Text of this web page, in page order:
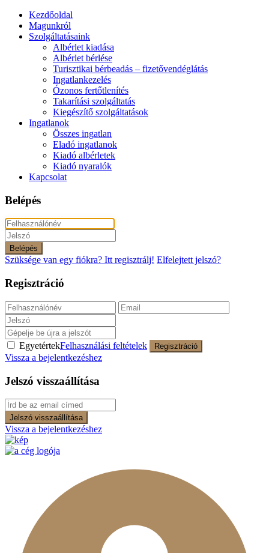
Kezdőoldal
Magunkról
Szolgáltatásaink
Albérlet kiadása
Albérlet bérlése
Turisztikai bérbeadás – fizetővendéglátás
Ingatlankezelés
Ózonos fertőtlenítés
Takarítási szolgáltatás
Kiegészítő szolgáltatások
Ingatlanok
Összes ingatlan
Eladó ingatlanok
Kiadó albérletek
Kiadó nyaralók
Kapcsolat
Belépés
Belépés
Szüksége van egy fiókra? Itt regisztrálj! Elfelejtett jelszó?
Regisztráció
EgyetértekFelhasználási feltételek Regisztráció
Vissza a bejelentkezéshez
Jelszó visszaállítása
Jelszó visszaállítása
Vissza a bejelentkezéshez